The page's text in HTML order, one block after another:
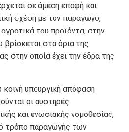
σε άμεση επαφή και
σχέση με τον παραγωγό,
του προϊόντα, στην
στα όρια της
στην οποία έχει την έδρα της
κοινή υπουργική απόφαση
οι αυστηρές
και ενωσιακής νομοθεσίας,
τρόπο παραγωγής των